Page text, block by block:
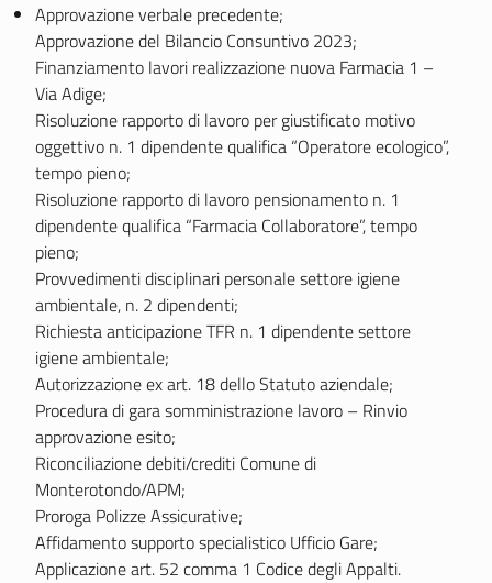
Approvazione verbale precedente;
Approvazione del Bilancio Consuntivo 2023;
Finanziamento lavori realizzazione nuova Farmacia 1 –
Via Adige;
Risoluzione rapporto di lavoro per giustificato motivo
oggettivo n. 1 dipendente qualifica “Operatore ecologico”,
tempo pieno;
Risoluzione rapporto di lavoro pensionamento n. 1
dipendente qualifica “Farmacia Collaboratore”, tempo
pieno;
Provvedimenti disciplinari personale settore igiene
ambientale, n. 2 dipendenti;
Richiesta anticipazione TFR n. 1 dipendente settore
igiene ambientale;
Autorizzazione ex art. 18 dello Statuto aziendale;
Procedura di gara somministrazione lavoro – Rinvio
approvazione esito;
Riconciliazione debiti/crediti Comune di
Monterotondo/APM;
Proroga Polizze Assicurative;
Affidamento supporto specialistico Ufficio Gare;
Applicazione art. 52 comma 1 Codice degli Appalti.